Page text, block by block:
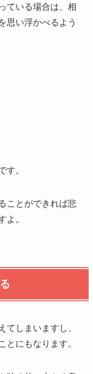
ている場合は、相
思い浮かべるよう
す。
ことができれば悲
よ。
てしまいますし、
とにもなります。